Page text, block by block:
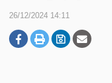
26/12/2024 14:11